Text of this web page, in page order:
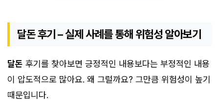
달돈 후기 – 실제 사례를 통해 위험성 알아보기
달돈 후기를 찾아보면 긍정적인 내용보다는 부정적인 내용
이 압도적으로 많아요. 왜 그럴까요? 그만큼 위험성이 높기
때문입니다.